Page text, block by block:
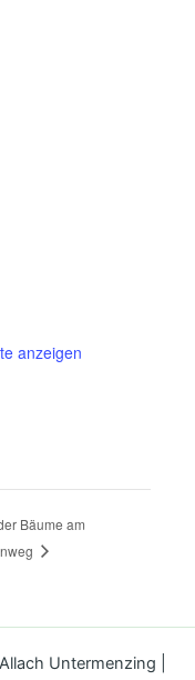
anzeigen
Bäume am
Untermenzing |